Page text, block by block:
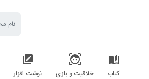
کتاب خلاقیت و بازی نوشت افزار